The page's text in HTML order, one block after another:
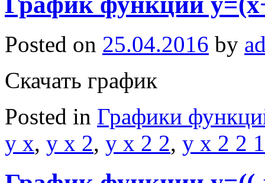
Posted on 25.04.2016 by
Скачать график
Posted in Графики
y x, y x 2, y x 2 2, y x 2 2 1